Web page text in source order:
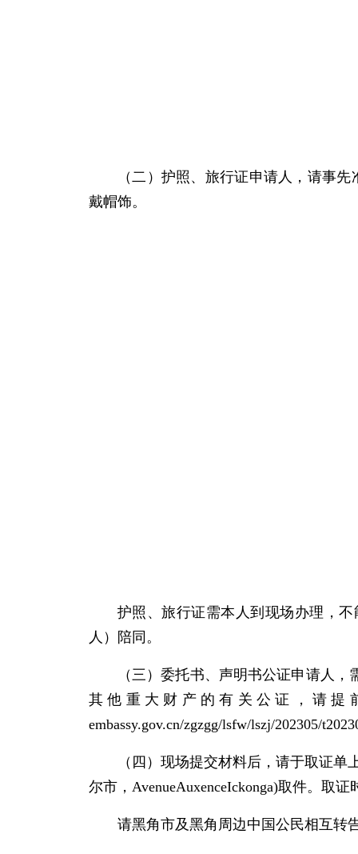
（二）护照、旅行证申请人，请事
戴帽饰。
护照、旅行证需本人到现场办理，
人）陪同。
（三）委托书、声明书公证申请人
其他重大财产的有关公证，请提
embassy.gov.cn/zgzgg/lsfw/lszj/202305/
（四）现场提交材料后，请于取证
尔市，AvenueAuxenceIckonga)取件。取
请黑角市及黑角周边中国公民相互转